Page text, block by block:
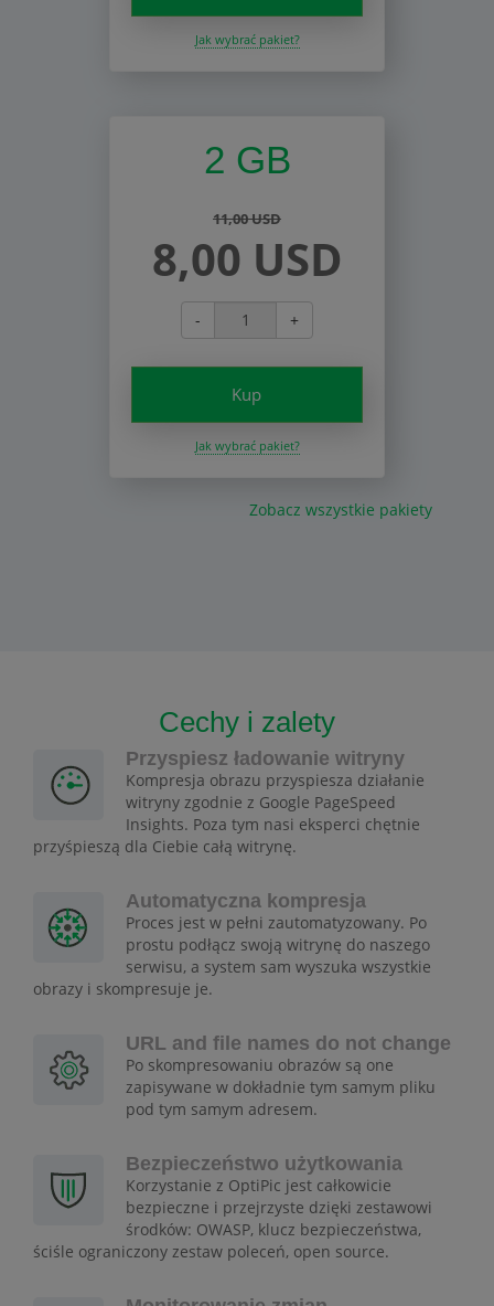
Jak wybrać pakiet?
2 GB
11,00 USD
8,00 USD
- +
Kup
Jak wybrać pakiet?
Zobacz wszystkie pakiety
Cechy i zalety
Przyspiesz ładowanie witryny
Kompresja obrazu przyspiesza działanie
witryny zgodnie z Google PageSpeed
Insights. Poza tym nasi eksperci chętnie
przyśpieszą dla Ciebie całą witrynę.
Automatyczna kompresja
Proces jest w pełni zautomatyzowany. Po
prostu podłącz swoją witrynę do naszego
serwisu, a system sam wyszuka wszystkie
obrazy i skompresuje je.
URL and file names do not change
Po skompresowaniu obrazów są one
zapisywane w dokładnie tym samym pliku
pod tym samym adresem.
Bezpieczeństwo użytkowania
Korzystanie z OptiPic jest całkowicie
bezpieczne i przejrzyste dzięki zestawowi
środków: OWASP, klucz bezpieczeństwa,
ściśle ograniczony zestaw poleceń, open source.